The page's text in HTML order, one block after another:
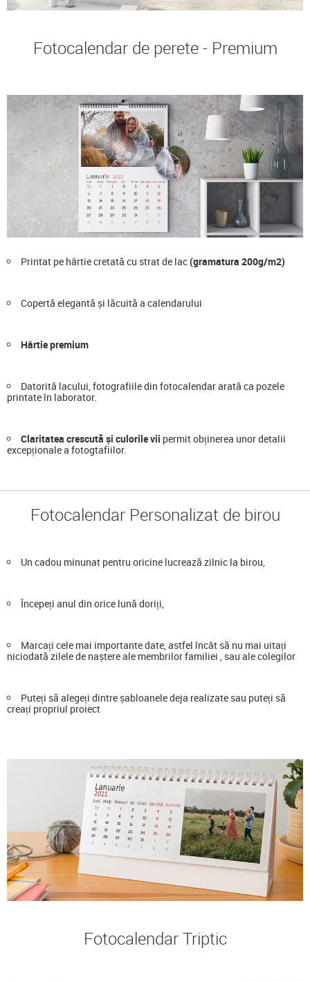
Fotocalendar de perete - Premium
Printat pe hârtie cretată cu strat de lac(gramatura 200g/m2)
Copertă elegantă și lăcuită a calendarului
Hârtie premium
Datorită lacului, fotografiile din fotocalendar arată ca pozele
printate în laborator.
Claritatea crescută și culorile vii permit obținerea unor detalii
excepționale a fotogtafiilor.
Fotocalendar Personalizat de birou
Un cadou minunat pentru oricine lucrează zilnic la birou,
Începeți anul din orice lună doriți,
Marcați cele mai importante date, astfel încât să nu mai uitați
niciodată zilele de naștere ale membrilor familiei , sau ale colegilor
Puteți să alegeți dintre șabloanele deja realizate sau puteți să
creați propriul proiect
Fotocalendar Triptic